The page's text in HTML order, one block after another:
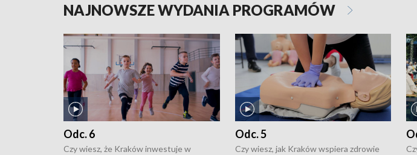
NAJNOWSZE WYDANIA PROGRAMÓW
Odc. 6
Czy wiesz, że Kraków inwestuje w
Odc. 5
Czy wiesz, jak Kraków wspiera zdrowie